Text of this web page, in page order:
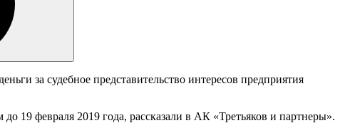
за судебное представительство интересов предприятия
19 февраля 2019 года, рассказали в АК «Третьяков и партнеры».